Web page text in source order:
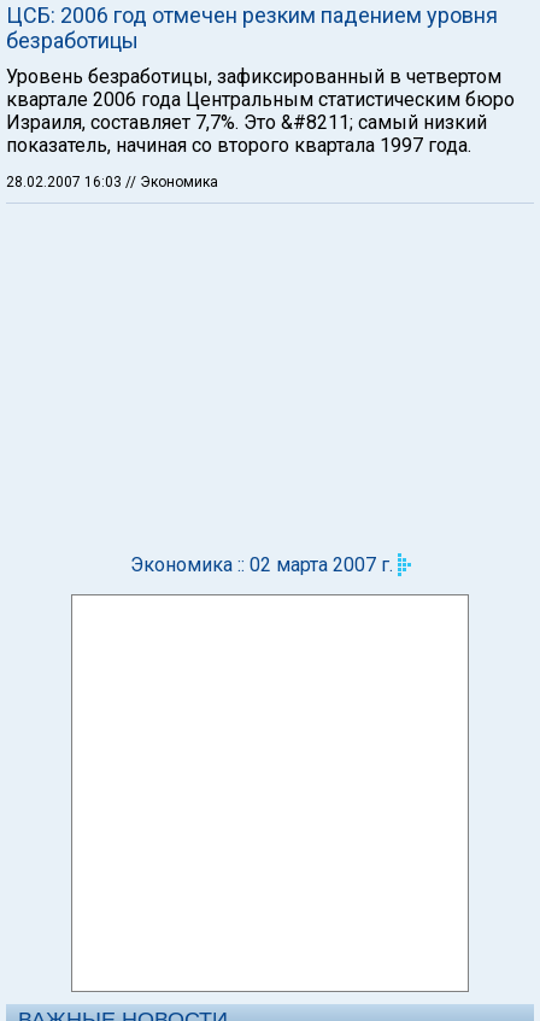
ЦСБ: 2006 год отмечен резким падением уровня
безработицы
Уровень безработицы, зафиксированный в четвертом
квартале 2006 года Центральным статистическим бюро
Израиля, составляет 7,7%. Это &#8211; самый низкий
показатель, начиная со второго квартала 1997 года.
28.02.2007 16:03 // Экономика
Экономика :: 02 марта 2007 г.